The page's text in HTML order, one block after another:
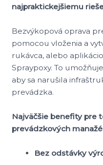
najpraktickejšiemu
Bezvýkopová oprava
pomocou vloženia a
rukávca, alebo
Spraypoxy. To
aby sa narušila
prevádzka.
Najväčšie benefity pre
prevádzkových
Bez odstávky